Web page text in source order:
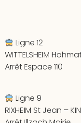
Ligne 12
WITTELSHEIM
Arrêt Espace 110
Ligne 9
RIXHEIM St Jean –